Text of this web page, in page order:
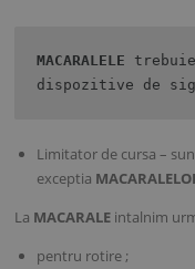
MACARALELE
dispozitive de
Limitator de cursa –
exceptia
La MACARALE intalnim
pentru rotire ;